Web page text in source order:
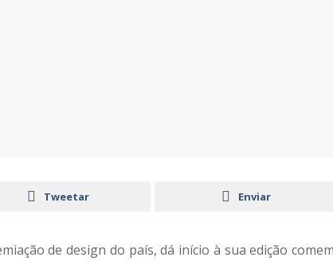
Tweetar Enviar
de design do país, dá início à sua edição